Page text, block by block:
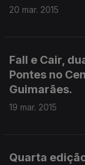
20 mar. 2015
Fall e Cair,
Pontes no
Guimarães.
19 mar. 2015
Quarta